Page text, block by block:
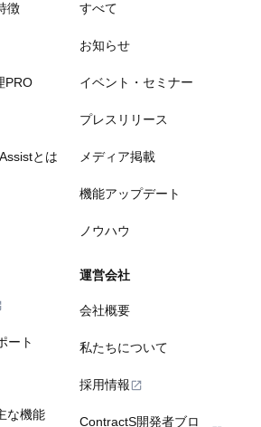
徴
PRO
とは
ート
な機能
すべて
お知らせ
イベント・セミナー
プレスリリース
メディア掲載
機能アップデート
ノウハウ
運営会社
会社概要
私たちについて
採用情報
ContractS開発者ブロ